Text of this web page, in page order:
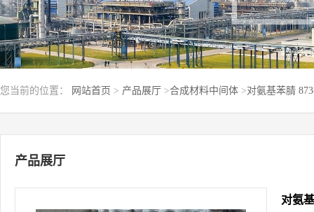
您当前的位置： 网站首页 > 产品展厅 >合成材料中间体 >对氨基苯腈
产品展厅
对氨